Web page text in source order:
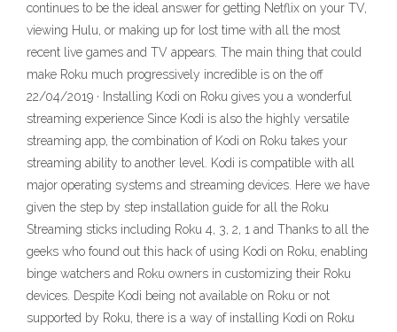
continues to be the ideal answer for getting Netflix on your TV,
viewing Hulu, or making up for lost time with all the most
recent live games and TV appears. The main thing that could
make Roku much progressively incredible is on the off
22/04/2019 · Installing Kodi on Roku gives you a wonderful
streaming experience Since Kodi is also the highly versatile
streaming app, the combination of Kodi on Roku takes your
streaming ability to another level. Kodi is compatible with all
major operating systems and streaming devices. Here we have
given the step by step installation guide for all the Roku
Streaming sticks including Roku 4, 3, 2, 1 and Thanks to all the
geeks who found out this hack of using Kodi on Roku, enabling
binge watchers and Roku owners in customizing their Roku
devices. Despite Kodi being not available on Roku or not
supported by Roku, there is a way of installing Kodi on Roku